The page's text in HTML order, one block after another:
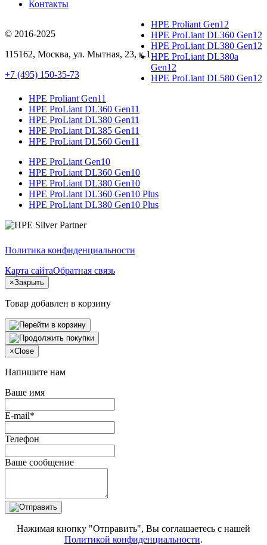
Контакты
© 2016-2025
115162, Москва, ул. Мытная, 23, к.1
+7 (495) 150-35-73
HPE Proliant Gen12
HPE ProLiant DL360 Gen12
HPE ProLiant DL380 Gen12
HPE ProLiant DL380a
Gen12
HPE ProLiant DL580 Gen12
HPE Proliant Gen11
HPE ProLiant DL360 Gen11
HPE ProLiant DL380 Gen11
HPE ProLiant DL385 Gen11
HPE ProLiant DL560 Gen11
HPE ProLiant Gen10
HPE ProLiant DL360 Gen10
HPE ProLiant DL380 Gen10
HPE ProLiant DL360 Gen10 Plus
HPE ProLiant DL380 Gen10 Plus
Политика конфиденциальности
Карта сайтаОбратная связь
×Закрыть
Товар добавлен в корзину
×Close
Напишите нам
Ваше имя
E-mail*
Телефон
Ваше сообщение
Нажимая кнопку "Отправить", Вы соглашаетесь с нашей
Политикой конфиденциальности.